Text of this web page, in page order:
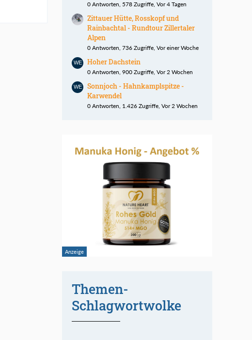
0 Antworten, 578 Zugriffe, Vor 4 Tagen
Zittauer Hütte, Rosskopf und
Rainbachtal - Rundtour Zillertaler
Alpen
0 Antworten, 736 Zugriffe, Vor einer Woche
Hoher Dachstein
0 Antworten, 900 Zugriffe, Vor 2 Wochen
Sonnjoch - Hahnkamplspitze -
Karwendel
0 Antworten, 1.426 Zugriffe, Vor 2 Wochen
Themen-
Schlagwortwolke